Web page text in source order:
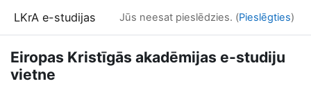
LKrA e-studijas Jūs neesat pieslēdzies. (Pieslēgties)
Eiropas Kristīgās akadēmijas e-studiju
vietne